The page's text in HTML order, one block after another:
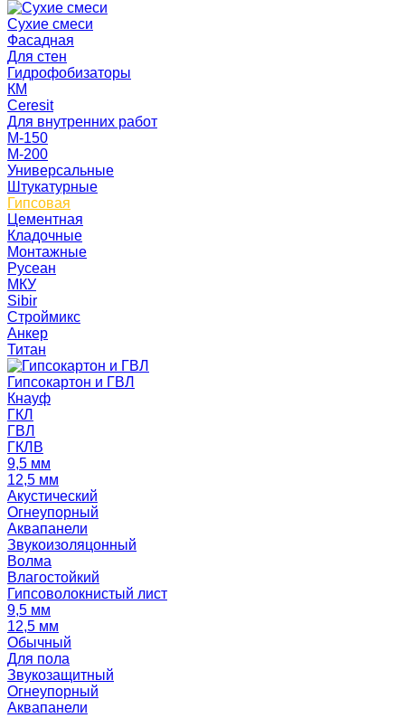
Сухие смеси
Фасадная
Для стен
Гидрофобизаторы
КМ
Ceresit
Для внутренних работ
М-150
М-200
Универсальные
Штукатурные
Гипсовая
Цементная
Кладочные
Монтажные
Русеан
МКУ
Sibir
Строймикс
Анкер
Титан
Гипсокартон и ГВЛ
Кнауф
ГКЛ
ГВЛ
ГКЛВ
9,5 мм
12,5 мм
Акустический
Огнеупорный
Аквапанели
Звукоизоляцонный
Волма
Влагостойкий
Гипсоволокнистый лист
9,5 мм
12,5 мм
Обычный
Для пола
Звукозащитный
Огнеупорный
Аквапанели